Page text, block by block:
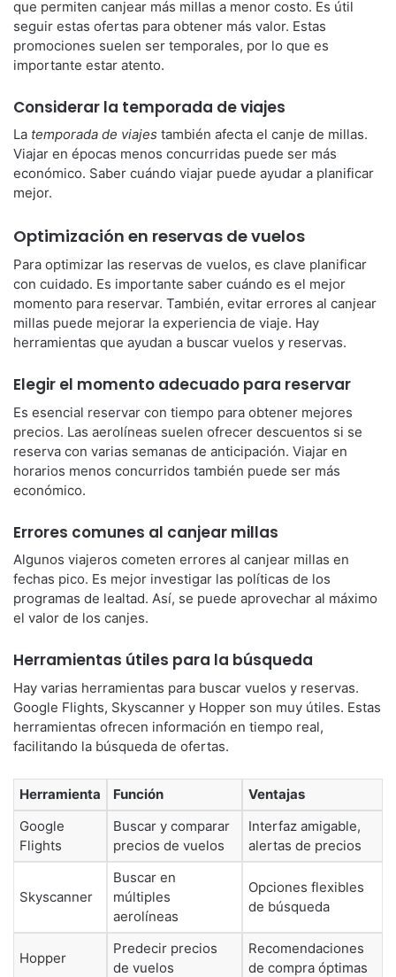
que permiten canjear más millas a menor costo. Es útil
seguir estas ofertas para obtener más valor. Estas
promociones suelen ser temporales, por lo que es
importante estar atento.
Considerar la temporada de viajes
La temporada de viajes también afecta el canje de millas.
Viajar en épocas menos concurridas puede ser más
económico. Saber cuándo viajar puede ayudar a planificar
mejor.
Optimización en reservas de vuelos
Para optimizar las reservas de vuelos, es clave planificar
con cuidado. Es importante saber cuándo es el mejor
momento para reservar. También, evitar errores al canjear
millas puede mejorar la experiencia de viaje. Hay
herramientas que ayudan a buscar vuelos y reservas.
Elegir el momento adecuado para reservar
Es esencial reservar con tiempo para obtener mejores
precios. Las aerolíneas suelen ofrecer descuentos si se
reserva con varias semanas de anticipación. Viajar en
horarios menos concurridos también puede ser más
económico.
Errores comunes al canjear millas
Algunos viajeros cometen errores al canjear millas en
fechas pico. Es mejor investigar las políticas de los
programas de lealtad. Así, se puede aprovechar al máximo
el valor de los canjes.
Herramientas útiles para la búsqueda
Hay varias herramientas para buscar vuelos y reservas.
Google Flights, Skyscanner y Hopper son muy útiles. Estas
herramientas ofrecen información en tiempo real,
facilitando la búsqueda de ofertas.
Herramienta Función
Ventajas
Google
Flights
Buscar y comparar
precios de vuelos
Interfaz amigable,
alertas de precios
Skyscanner
Buscar en
múltiples
aerolíneas
Opciones flexibles
de búsqueda
Hopper
Predecir precios
de vuelos
Recomendaciones
de compra óptimas